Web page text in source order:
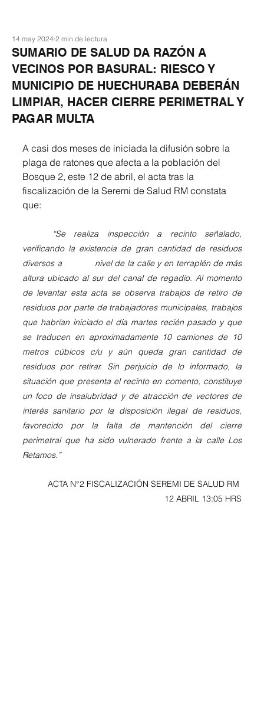
SUMARIO DE SALUD DA RAZÓN A
VECINOS POR BASURAL: RIESCO Y
MUNICIPIO DE HUECHURABA DEBERÁN
LIMPIAR, HACER CIERRE PERIMETRAL Y
PAGAR MULTA
14 may 2024 2 min de lectura
A casi dos meses de iniciada la difusión sobre la
plaga de ratones que afecta a la población del
Bosque 2, este 12 de abril, el acta tras la
fiscalización de la Seremi de Salud RM constata
que:
verificando la existencia de gran cantidad de residuos
diversos a 		nivel de la calle y en terraplén de más
altura ubicado al sur del canal de regadío. Al momento
de levantar esta acta se observa trabajos de retiro de
residuos por parte de trabajadores municipales, trabajos
que habrían iniciado el día martes recién pasado y que
se traducen en aproximadamente 10 camiones de 10
metros cúbicos c/u y aún queda gran cantidad de
residuos por retirar. Sin perjuicio de lo informado, la
situación que presenta el recinto en comento, constituye
un foco de insalubridad y de atracción de vectores de
interés sanitario por la disposición ilegal de residuos,
favorecido por la falta de mantención del cierre
perimetral que ha sido vulnerado frente a la calle Los
Retamos.”
ACTA N°2 FISCALIZACIÓN SEREMI DE SALUD RM
12 ABRIL 13:05 HRS